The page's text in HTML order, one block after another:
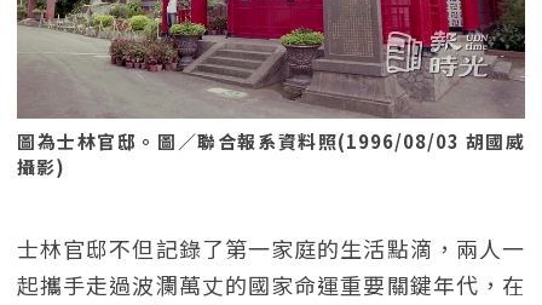
圖為士林官邸。圖／聯合報系資料照(1996/08/03 胡國威
攝影)
士林官邸不但記錄了第一家庭的生活點滴，兩人一
起攜手走過波瀾萬丈的國家命運重要關鍵年代，在